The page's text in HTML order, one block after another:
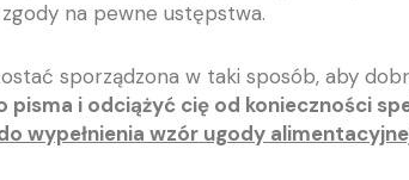
na pewne ustępstwa.
sporządzona w taki sposób, aby
pisma i odciążyć cię od konieczności
wypełnienia wzór ugody